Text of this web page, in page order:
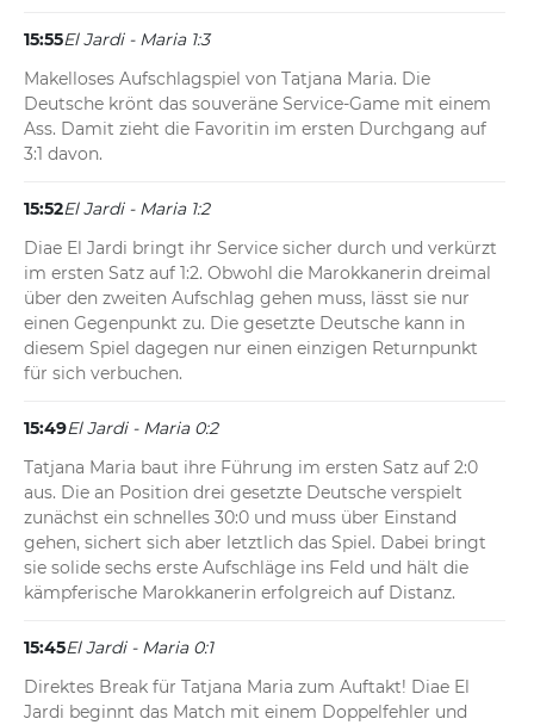
15:55El Jardi - Maria 1:3
Makelloses Aufschlagspiel von Tatjana Maria. Die
Deutsche krönt das souveräne Service-Game mit einem
Ass. Damit zieht die Favoritin im ersten Durchgang auf
3:1 davon.
15:52El Jardi - Maria 1:2
Diae El Jardi bringt ihr Service sicher durch und verkürzt
im ersten Satz auf 1:2. Obwohl die Marokkanerin dreimal
über den zweiten Aufschlag gehen muss, lässt sie nur
einen Gegenpunkt zu. Die gesetzte Deutsche kann in
diesem Spiel dagegen nur einen einzigen Returnpunkt
für sich verbuchen.
15:49El Jardi - Maria 0:2
Tatjana Maria baut ihre Führung im ersten Satz auf 2:0
aus. Die an Position drei gesetzte Deutsche verspielt
zunächst ein schnelles 30:0 und muss über Einstand
gehen, sichert sich aber letztlich das Spiel. Dabei bringt
sie solide sechs erste Aufschläge ins Feld und hält die
kämpferische Marokkanerin erfolgreich auf Distanz.
15:45El Jardi - Maria 0:1
Direktes Break für Tatjana Maria zum Auftakt! Diae El
Jardi beginnt das Match mit einem Doppelfehler und